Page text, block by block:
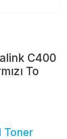
C400
To
Toner